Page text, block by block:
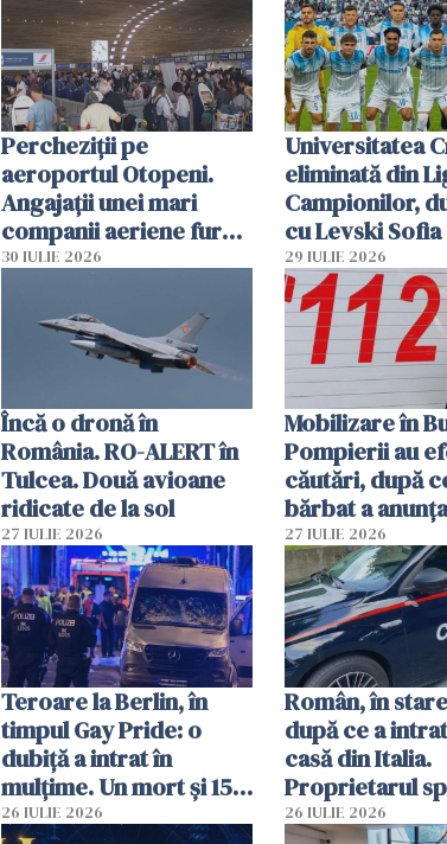
Percheziții pe
aeroportul Otopeni.
Angajații unei mari
companii aeriene furau
parfumuri, ceasuri și
vânzării
30 IULIE 2026
Universitatea
eliminată din
Campionilor,
cu Levski Sofia
29 IULIE 2026
Încă o dronă în
România. RO-ALERT în
Tulcea. Două avioane
ridicate de la sol
27 IULIE 2026
Mobilizare în
Pompierii au
căutări, după
bărbat a
că a văzut un
luminos
27 IULIE 2026
Teroare la Berlin, în
timpul Gay Pride: o
dubiță a intrat în
mulțime. Un mort și 15
răniți
26 IULIE 2026
Român, în
după ce a
casă din Italia.
Proprietarul
s-a apărat cu
26 IULIE 2026